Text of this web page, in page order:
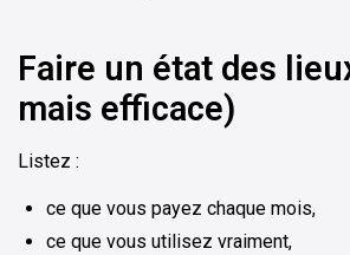
Faire un état des
mais efficace)
Listez :
ce que vous payez chaque mois,
ce que vous utilisez vraiment,